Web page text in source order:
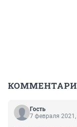
Гость
7 февраля 2021,